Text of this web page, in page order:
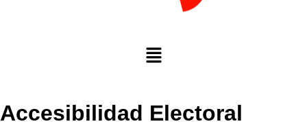
Accesibilidad Electoral